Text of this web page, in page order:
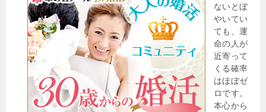
ないとぼ
やいてい
ても、運
命の人が
近寄って
くる確率
はほぼゼ
ロです。
本心から